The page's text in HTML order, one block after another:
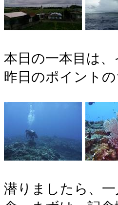
本日の一本目は
昨日のポイント
潜りましたら、